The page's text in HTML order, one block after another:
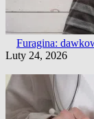
Furagina:
Luty 24, 2026